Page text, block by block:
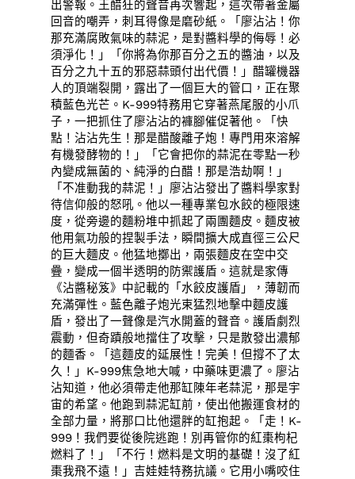
出警報。王醋狂的聲音再次響起，這次帶著金屬
回音的嘲弄，刺耳得像是磨砂紙。「廖沾沾！你
那充滿腐敗氣味的蒜泥，是對醬料學的侮辱！必
須淨化！」「你將為你那百分之五的醬油，以及
百分之九十五的邪惡蒜頭付出代價！」醋罐機器
人的頂端裂開，露出了一個巨大的管口，正在聚
積藍色光芒。K-999特務用它穿著燕尾服的小爪
子，一把抓住了廖沾沾的褲腳催促著他。「快
點！沾沾先生！那是醋酸離子炮！專門用來溶解
有機發酵物的！」「它會把你的蒜泥在零點一秒
內變成無菌的、純淨的白醋！那是浩劫啊！」
「不准動我的蒜泥！」廖沾沾發出了醬料學家對
待信仰般的怒吼。他以一種專業包水餃的極限速
度，從旁邊的麵粉堆中抓起了兩團麵皮。麵皮被
他用氣功般的捏製手法，瞬間擴大成直徑三公尺
的巨大麵皮。他猛地擲出，兩張麵皮在空中交
疊，變成一個半透明的防禦護盾。這就是家傳
《沾醬秘笈》中記載的「水餃皮護盾」，薄韌而
充滿彈性。藍色離子炮光束猛烈地擊中麵皮護
盾，發出了一聲像是汽水開蓋的聲音。護盾劇烈
震動，但奇蹟般地擋住了攻擊，只是散發出濃郁
的麵香。「這麵皮的延展性！完美！但撐不了太
久！」K-999焦急地大喊，中藥味更濃了。廖沾
沾知道，他必須帶走他那缸陳年老蒜泥，那是宇
宙的希望。他跑到蒜泥缸前，使出他搬運食材的
全部力量，將那口比他還胖的缸抱起。「走！K-
999！我們要從後院逃跑！別再管你的紅棗枸杞
燃料了！」「不行！燃料是文明的基礎！沒了紅
棗我飛不遠！」吉娃娃特務抗議。它用小嘴咬住